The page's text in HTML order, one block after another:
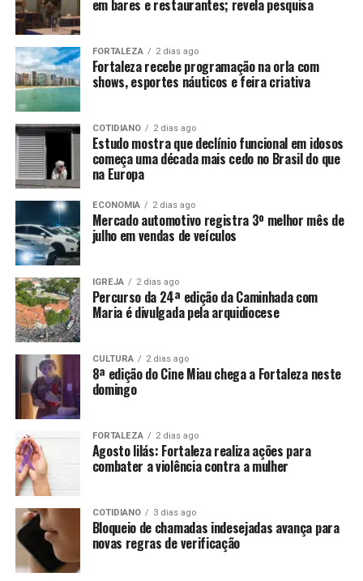
em bares e restaurantes; revela pesquisa
FORTALEZA 2 dias ago
Fortaleza recebe programação na orla com
shows, esportes náuticos e feira criativa
COTIDIANO 2 dias ago
Estudo mostra que declínio funcional em idosos
começa uma década mais cedo no Brasil do que
na Europa
ECONOMIA 2 dias ago
Mercado automotivo registra 3º melhor mês de
julho em vendas de veículos
IGREJA 2 dias ago
Percurso da 24ª edição da Caminhada com
Maria é divulgada pela arquidiocese
CULTURA 2 dias ago
8ª edição do Cine Miau chega a Fortaleza neste
domingo
FORTALEZA 2 dias ago
Agosto lilás: Fortaleza realiza ações para
combater a violência contra a mulher
COTIDIANO 3 dias ago
Bloqueio de chamadas indesejadas avança para
novas regras de verificação